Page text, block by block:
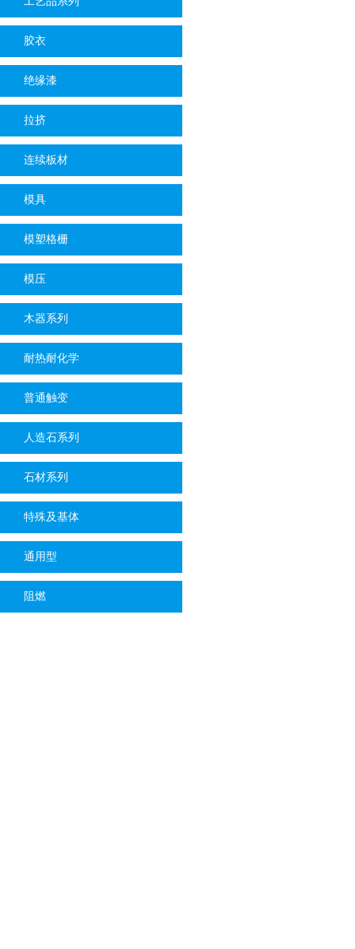
胶衣
绝缘漆
拉挤
连续板材
模具
模塑格栅
模压
木器系列
耐热耐化学
普通触变
人造石系列
石材系列
特殊及基体
通用型
阻燃